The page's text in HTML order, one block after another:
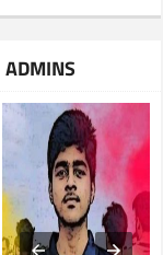
ADMINS